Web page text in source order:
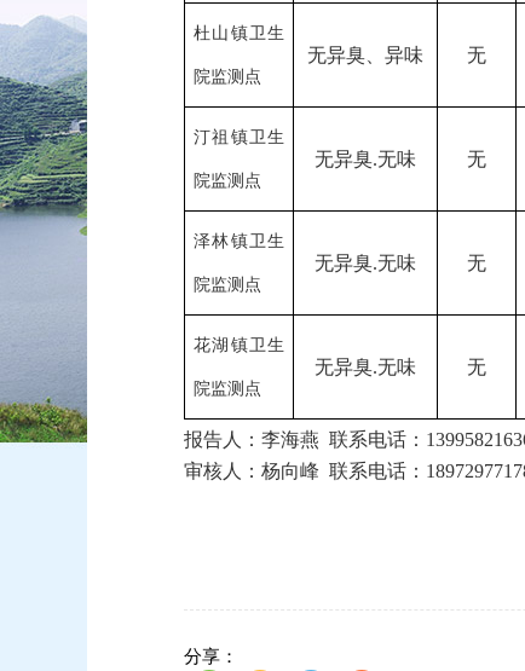
杜山镇卫生
院监测点
无异臭、异味 无
汀祖镇卫生
院监测点
无异臭.无味 无
泽林镇卫生
院监测点
无异臭.无味 无
花湖镇卫生
院监测点
无异臭.无味 无
报告人： 李海燕 联系电话：
审核人： 杨向峰 联系电话：
分享：